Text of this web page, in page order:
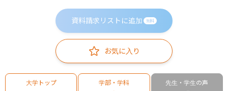
資料請求リストに追加 無料
お気に入り
大学トップ 学部・学科 先生・学生の声